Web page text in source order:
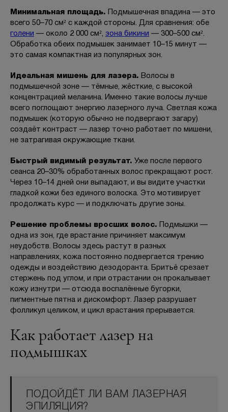
Минимальная площадь. Подмышечная впадина — это
всего 50–70 см² с каждой стороны. Для сравнения: обе
голени — около 2 000 см², зона бикини — 300–500 см².
Обработка обеих подмышек занимает 10–15 минут —
это самая компактная из популярных зон.
Идеальная мишень для лазера. Волосы в
подмышечной зоне — тёмные, жёсткие, с высокой
концентрацией меланина. Именно такие волосы лучше
всего поглощают энергию лазерного луча. Светлая кожа
подмышек (которую обычно не подвергают загару)
создаёт контраст — лазер точно работает по мишени,
не затрагивая окружающие ткани.
Быстрый видимый результат. Уже после первого
сеанса 20–30% обработанных волос прекращают рост.
Через 10–14 дней они выпадают, и вы видите участки
гладкой кожи без единого волоска. Это мотивирует
продолжать курс — и подключать другие зоны.
Решение проблемы вросших волос. Подмышки —
одна из зон, где врастание причиняет максимум
неудобств. Волосы здесь растут в разных
направлениях, кожа постоянно подвергается трению
одежды и воздействию дезодоранта. Бритьё срезает
стержень под углом, и при отрастании он прокалывает
кожу изнутри — отсюда воспалённые бугорки,
пигментные пятна и дискомфорт. Лазер разрушает
фолликул целиком, и цикл врастания прерывается.
Как работает лазер на
подмышках
ПОДОЙДЁТ ЛИ ВАМ ЛАЗЕРНАЯ
ЭПИЛЯЦИЯ?